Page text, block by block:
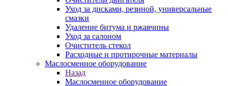
Уход за дисками, резиной, универсальные
смазки
Удаление битума и ржавчины
Уход за салоном
Очиститель стекол
Расходные и протирочные материалы
Маслосменное оборудование
Назад
Маслосменное оборудование